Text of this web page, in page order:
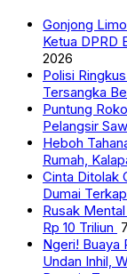
Gonjong
Ketua DPRD
2026
Polisi
Tersangka
Puntung
Pelangsir
Heboh
Rumah,
Cinta Ditolak
Dumai
Rusak
Rp 10 Triliun
Ngeri! Buaya
Undan Inhil,